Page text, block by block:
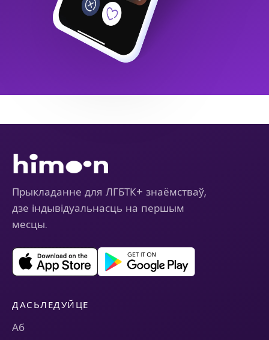
Прыкладанне для ЛГБТК+ знаёмстваў,
дзе індывідуальнасць на першым
месцы.
ДАСЬЛЕДУЙЦЕ
Аб